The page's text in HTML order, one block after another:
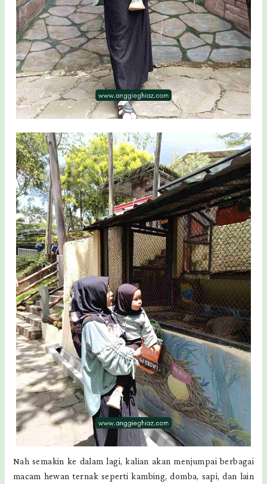
Nah semakin ke dalam lagi, kalian akan menjumpai berbagai
macam hewan ternak seperti kambing, domba, sapi, dan lain